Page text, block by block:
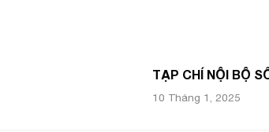
TẠP CHÍ NỘI BỘ
10 Tháng 1, 2025